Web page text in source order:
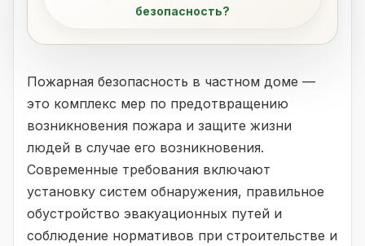
безопасность?
Пожарная безопасность в частном доме —
это комплекс мер по предотвращению
возникновения пожара и защите жизни
людей в случае его возникновения.
Современные требования включают
установку систем обнаружения, правильное
обустройство эвакуационных путей и
соблюдение нормативов при строительстве и